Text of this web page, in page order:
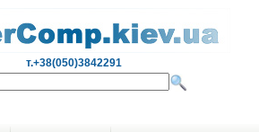
т.+38(050)3842291